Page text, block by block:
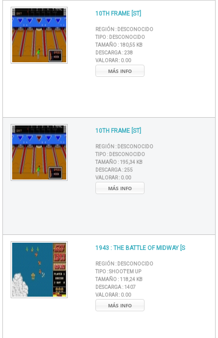
10TH FRAME [ST]
REGIÓN : DESCONOCIDO
TIPO : DESCONOCIDO
TAMAÑO : 180,55 KB
DESCARGA :238
VALORAR : 0.00
MÁS INFO
10TH FRAME [ST]
REGIÓN : DESCONOCIDO
TIPO : DESCONOCIDO
TAMAÑO : 195,34 KB
DESCARGA :255
VALORAR : 0.00
MÁS INFO
1943 : THE BATTLE OF MIDWAY [S
REGIÓN : DESCONOCIDO
TIPO :SHOOT'EM UP
TAMAÑO : 118,24 KB
DESCARGA : 1407
VALORAR : 0.00
MÁS INFO